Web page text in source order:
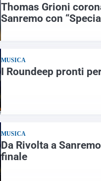
Thomas Grioni
Sanremo con
MUSICA
I Roundeep pronti
MUSICA
Da Rivolta a
finale